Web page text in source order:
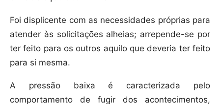
Foi displicente com as necessidades próprias para
atender às solicitações alheias; arrepende-se por
ter feito para os outros aquilo que deveria ter feito
para si mesma.
A pressão baixa é caracterizada pelo
comportamento de fugir dos acontecimentos,